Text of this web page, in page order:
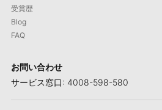
受賞歴
Blog
FAQ
お問い合わせ
サービス窓口: 4008-598-580